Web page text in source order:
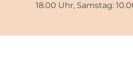
18.00 Uhr, Samstag: